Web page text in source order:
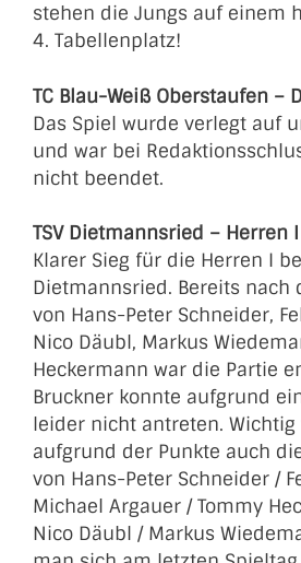
stehen die Jungs auf einem
4. Tabellenplatz!
TC Blau-Weiß Oberstaufen –
Das Spiel wurde verlegt auf
und war bei
nicht beendet.
TSV Dietmannsried – Herren
Klarer Sieg für die Herren I
Dietmannsried. Bereits nach
von Hans-Peter Schneider,
Nico Däubl, Markus
Heckermann war die Partie
Bruckner konnte aufgrund
leider nicht antreten.
aufgrund der Punkte auch
von Hans-Peter Schneider /
Michael Argauer / Tommy
Nico Däubl / Markus